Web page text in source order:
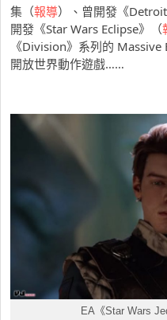
集（報導）、曾開發《
開發《Star Wars Eclipse》（
《Division》系列的
開放世界動作遊戲……
EA《Star Wars